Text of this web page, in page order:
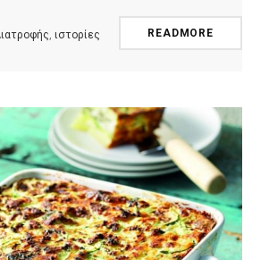
, ιστορίες
READMORE